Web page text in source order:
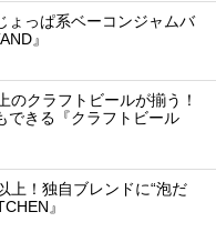
ょっぱ系ベーコンジャムバ
』
のクラフトビールが揃う！
できる『クラフトビール
上！独自ブレンドに“泡だ
』